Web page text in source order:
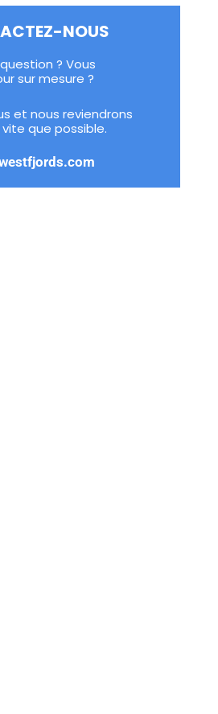
NOUS
? Vous
sur mesure ?
et nous reviendrons
que possible.